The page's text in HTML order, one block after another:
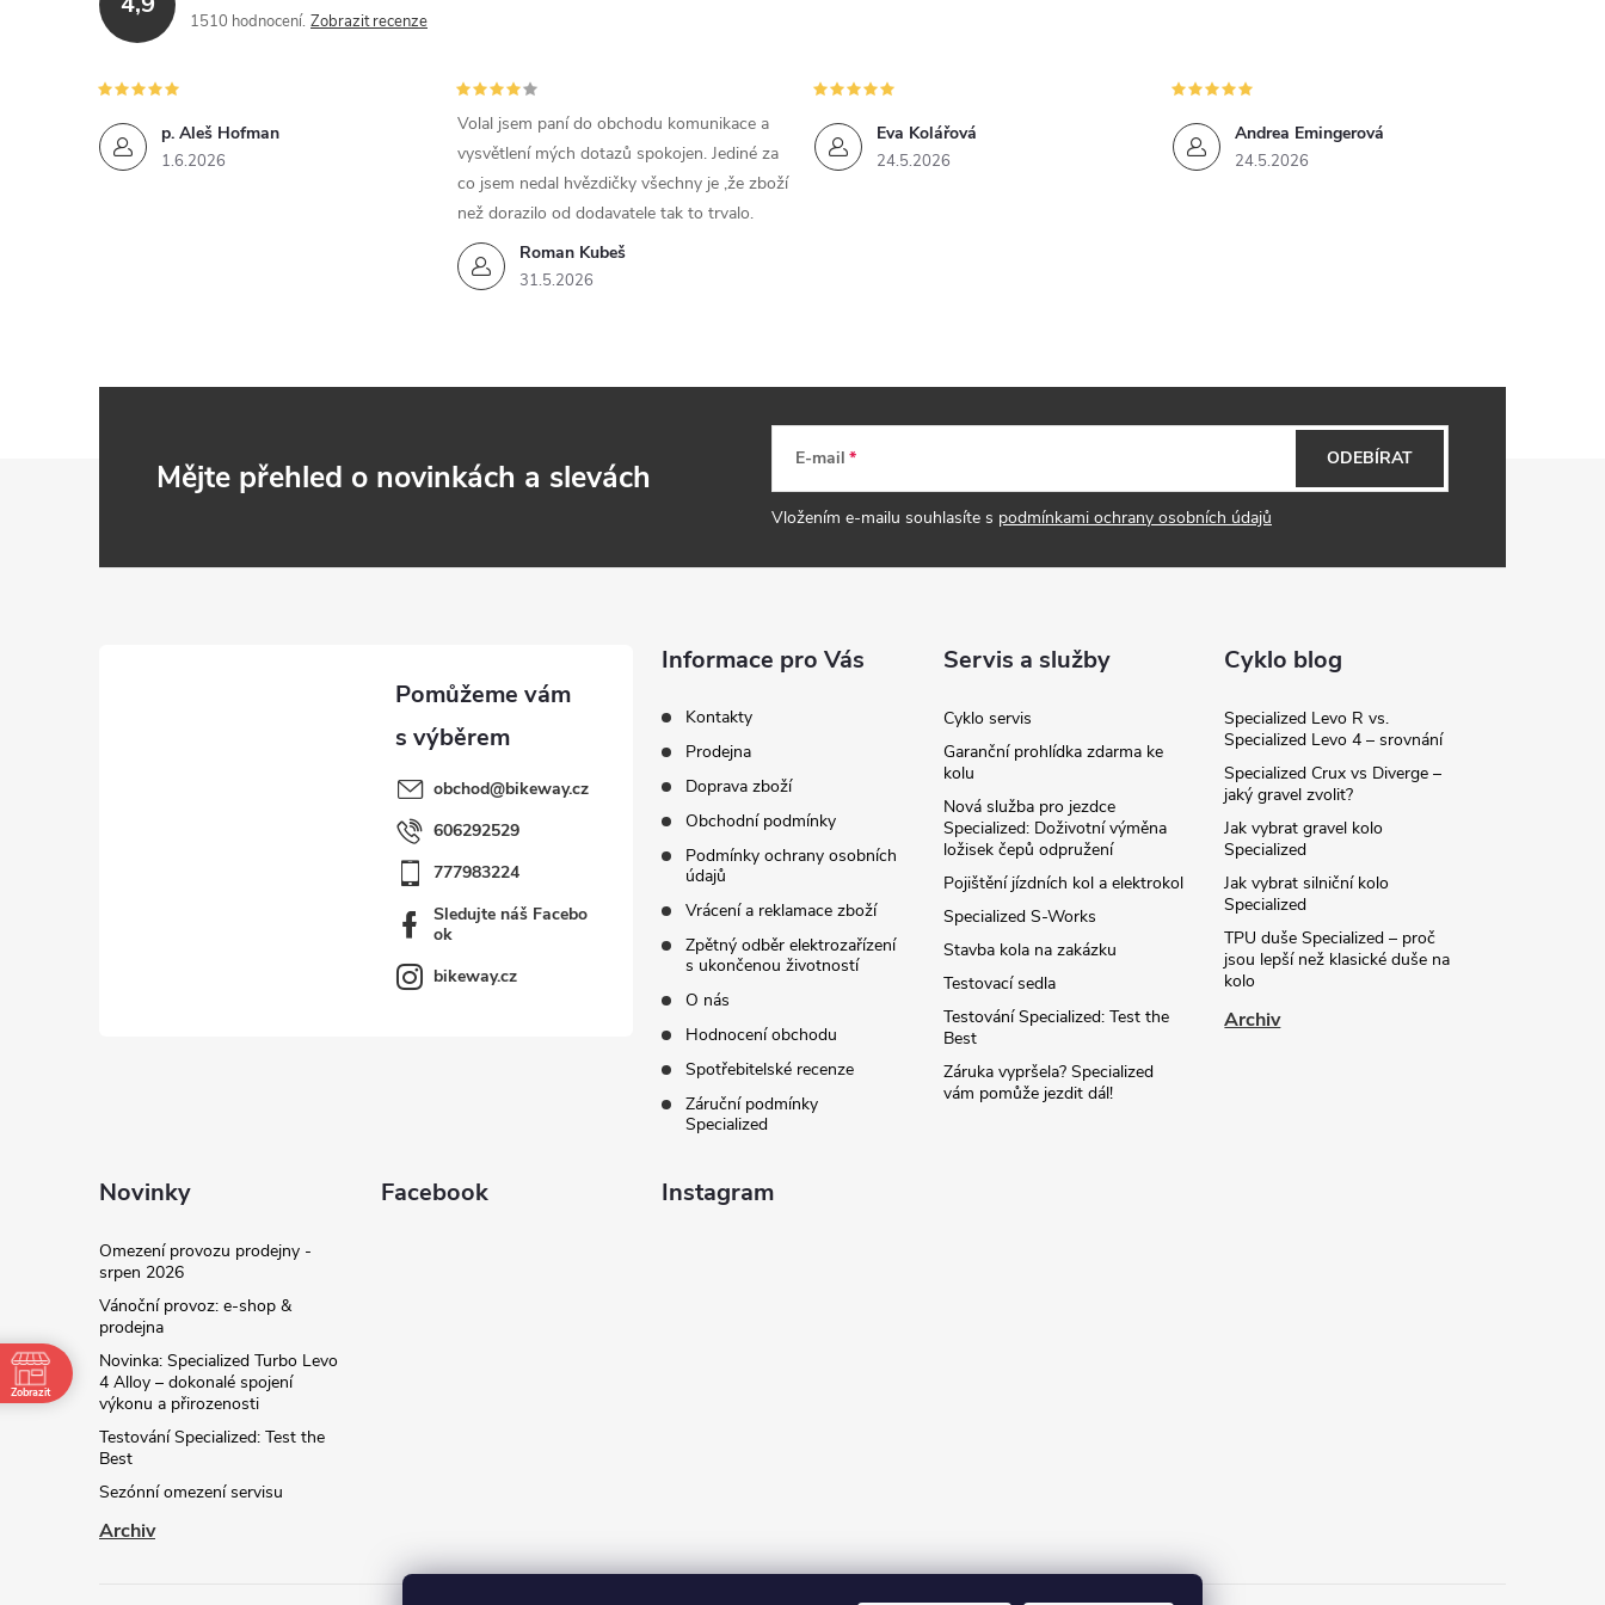
1510 hodnocení Zobrazit recenze
p. Aleš Hofman
1.6.2026
Roman Kubeš
31.5.2026
Volal jsem paní do obchodu komunikace a
vysvětlení mých dotazů spokojen. Jediné za
co jsem nedal hvězdičky všechny je ,že zboží
než dorazilo od dodavatele tak to trvalo.
Eva Kolářová
24.5.2026
Andrea Emingerová
24.5.2026
Mějte přehled o novinkách a slevách E-mail
Vložením e-mailu souhlasíte s podmínkami ochrany osobních údajů
ODEBÍRAT
obchod@bikeway.cz
606292529
777983224
Sledujte náš Facebo
ok
bikeway.cz
Informace pro Vás
Kontakty
Prodejna
Doprava zboží
Obchodní podmínky
Podmínky ochrany osobních
údajů
Vrácení a reklamace zboží
Zpětný odběr elektrozařízení
s ukončenou životností
O nás
Hodnocení obchodu
Spotřebitelské recenze
Záruční podmínky
Specialized
Servis a služby
Cyklo servis
Garanční prohlídka zdarma ke
kolu
Nová služba pro jezdce
Specialized: Doživotní výměna
ložisek čepů odpružení
Pojištění jízdních kol a elektrokol
Specialized S-Works
Stavba kola na zakázku
Testovací sedla
Testování Specialized: Test the
Best
Záruka vypršela? Specialized
vám pomůže jezdit dál!
Cyklo blog
Specialized Levo R vs.
Specialized Levo 4 – srovnání
Specialized Crux vs Diverge –
jaký gravel zvolit?
Jak vybrat gravel kolo
Specialized
Jak vybrat silniční kolo
Specialized
TPU duše Specialized – proč
jsou lepší než klasické duše na
kolo
Archiv
Novinky
Omezení provozu prodejny -
srpen 2026
Vánoční provoz: e‑shop &
prodejna
Novinka: Specialized Turbo Levo
4 Alloy – dokonalé spojení
výkonu a přirozenosti
Testování Specialized: Test the
Best
Sezónní omezení servisu
Archiv
Facebook Instagram
Zobrazit